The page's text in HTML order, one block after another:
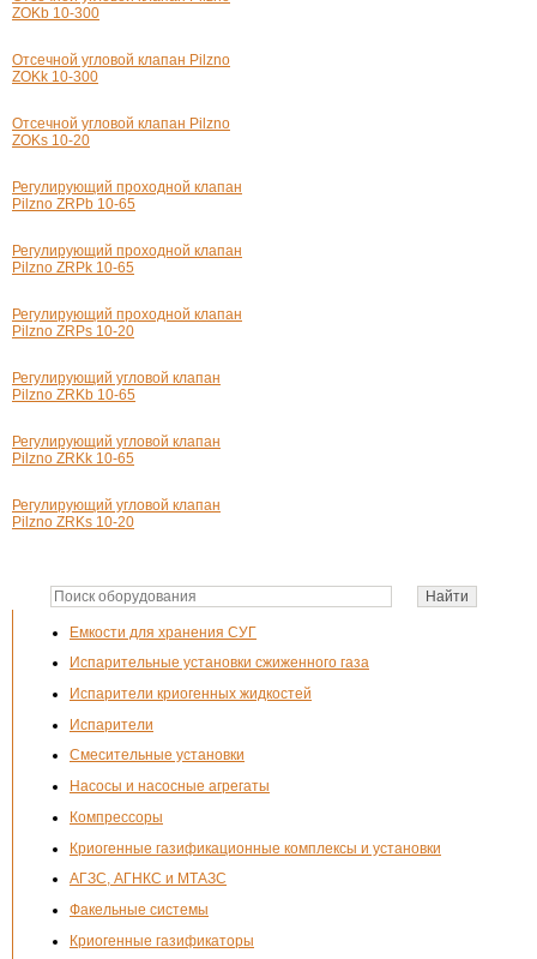
Емкости для хранения СУГ
Испарительные установки сжиженного газа
Испарители криогенных жидкостей
Испарители
Смесительные установки
Насосы и насосные агрегаты
Компрессоры
Криогенные газификационные комплексы и установки
АГЗС, АГНКС и МТАЗС
Факельные системы
Криогенные газификаторы
ZOKb 10-300
Отсечной угловой клапан Pilzno
ZOKk 10-300
Отсечной угловой клапан Pilzno
ZOKs 10-20
Регулирующий проходной клапан
Pilzno ZRPb 10-65
Регулирующий проходной клапан
Pilzno ZRPk 10-65
Регулирующий проходной клапан
Pilzno ZRPs 10-20
Регулирующий угловой клапан
Pilzno ZRKb 10-65
Регулирующий угловой клапан
Pilzno ZRKk 10-65
Регулирующий угловой клапан
Pilzno ZRKs 10-20